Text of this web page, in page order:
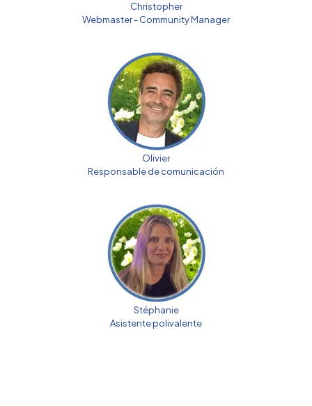
Christopher
Webmaster - Community Manager
Olivier
Responsable de comunicación
Stéphanie
Asistente polivalente